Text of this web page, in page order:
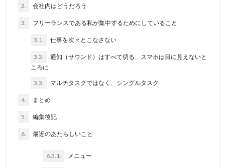
2. 会社内はどうだろう
3. フリーランスである私が集中するためにしていること
3.1. 仕事を次々とこなさない
3.2.
通知（サウンド）はすべて切る、スマホは目に見えないと
ころに
3.3. マルチタスクではなく、シングルタスク
4. まとめ
5. 編集後記
6. 最近のあたらしいこと
6.3.1. メニュー